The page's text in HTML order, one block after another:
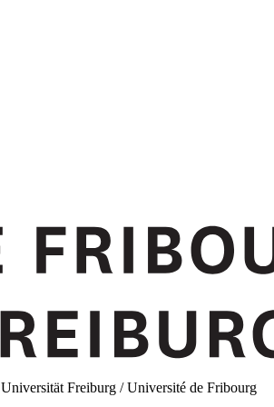
Universität Freiburg / Université de Fribourg